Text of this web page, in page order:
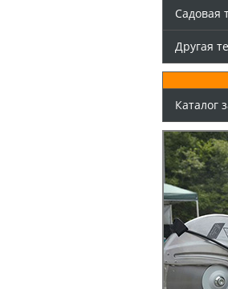
Садовая
Другая
Каталог